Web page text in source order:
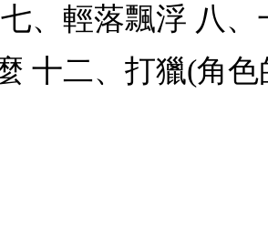
、輕落飄浮 八
十二、打獵(角